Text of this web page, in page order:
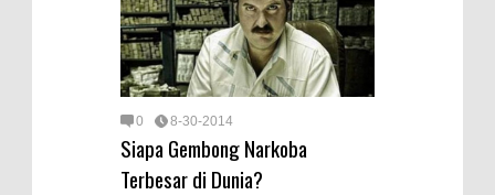
0 8-30-2014
Siapa Gembong Narkoba
Terbesar di Dunia?